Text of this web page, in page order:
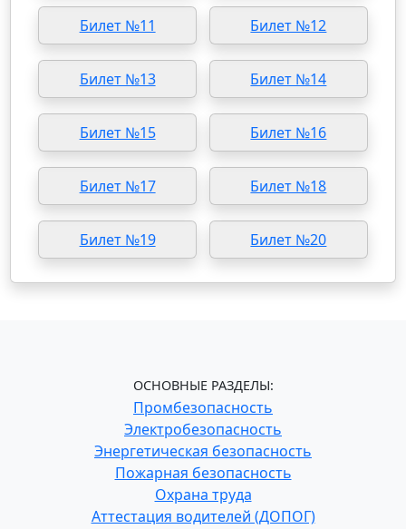
Билет №11 Билет №12
Билет №13 Билет №14
Билет №15 Билет №16
Билет №17 Билет №18
Билет №19 Билет №20
ОСНОВНЫЕ РАЗДЕЛЫ:
Промбезопасность
Электробезопасность
Энергетическая безопасность
Пожарная безопасность
Охрана труда
Аттестация водителей (ДОПОГ)